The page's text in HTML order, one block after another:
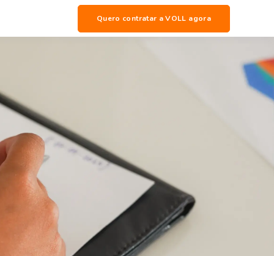
Quero contratar a VOLL agora